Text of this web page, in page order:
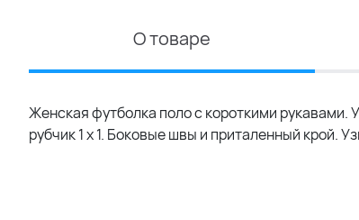
О товаре
Женская футболка поло с короткими
рубчик 1 x 1. Боковые швы и приталенный крой.